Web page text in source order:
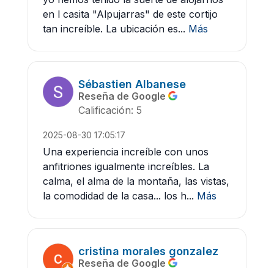
en l casita "Alpujarras" de este cortijo
tan increíble. La ubicación es... Más
Sébastien Albanese
Reseña de Google
Calificación: 5
2025-08-30 17:05:17
Una experiencia increíble con unos
anfitriones igualmente increíbles. La
calma, el alma de la montaña, las vistas,
la comodidad de la casa... los h... Más
cristina morales gonzalez
Reseña de Google